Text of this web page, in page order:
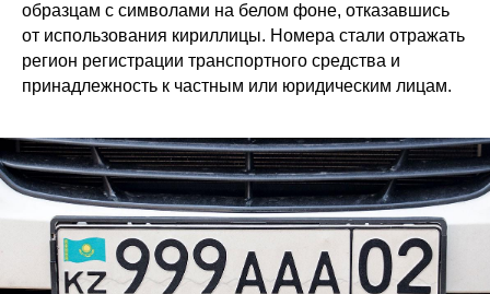
образцам с символами на белом фоне, отказавшись
от использования кириллицы. Номера стали отражать
регион регистрации транспортного средства и
принадлежность к частным или юридическим лицам.